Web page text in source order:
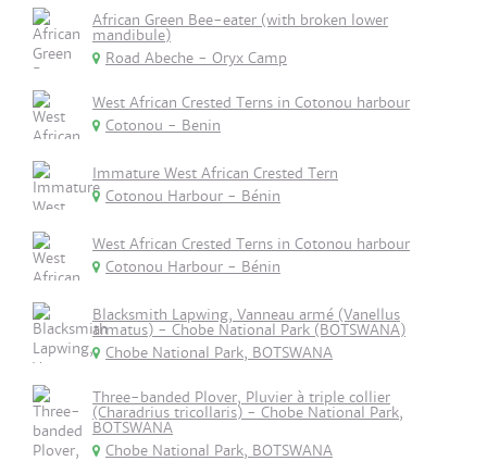
African Green Bee-eater (with broken lower
mandibule)
Road Abeche - Oryx Camp
West African Crested Terns in Cotonou harbour
Cotonou - Benin
Immature West African Crested Tern
Cotonou Harbour - Bénin
West African Crested Terns in Cotonou harbour
Cotonou Harbour - Bénin
Blacksmith Lapwing, Vanneau armé (Vanellus
armatus) - Chobe National Park (BOTSWANA)
Chobe National Park, BOTSWANA
Three-banded Plover, Pluvier à triple collier
(Charadrius tricollaris) - Chobe National Park,
BOTSWANA
Chobe National Park, BOTSWANA